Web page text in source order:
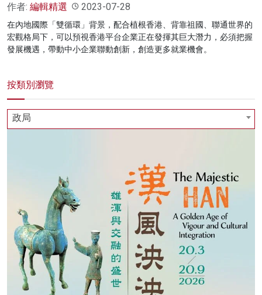
作者: 編輯精選 2023-07-28
在內地國際「雙循環」背景，配合植根香港、背靠祖國、聯通世界的
宏觀格局下，可以預視香港平台企業正在發揮其巨大潛力，必須把握
發展機遇，帶動中小企業聯動創新，創造更多就業機會。
按類別瀏覽
政局